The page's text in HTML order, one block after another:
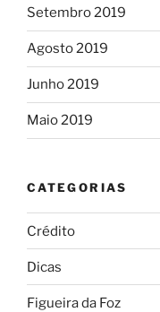
Setembro 2019
Agosto 2019
Junho 2019
Maio 2019
CATEGORIAS
Crédito
Dicas
Figueira da Foz